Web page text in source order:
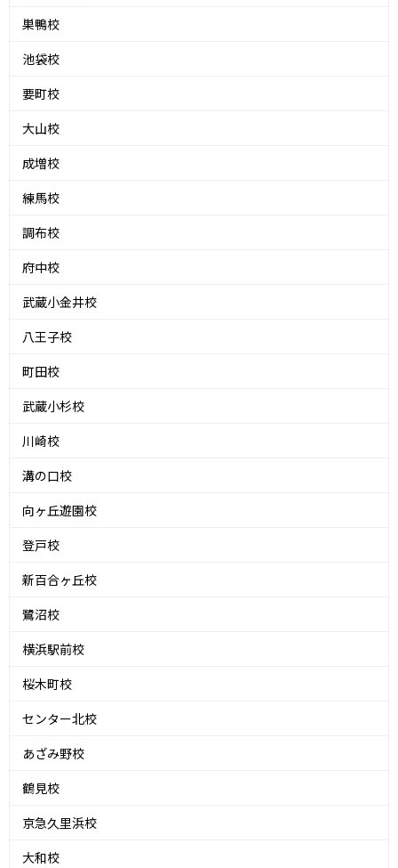
巣鴨校
池袋校
要町校
大山校
成増校
練馬校
調布校
府中校
武蔵小金井校
八王子校
町田校
武蔵小杉校
川崎校
溝の口校
向ヶ丘遊園校
登戸校
新百合ヶ丘校
鷺沼校
横浜駅前校
桜木町校
センター北校
あざみ野校
鶴見校
京急久里浜校
大和校